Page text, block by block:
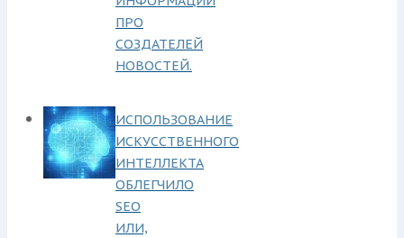
ПРО
СОЗДАТЕЛЕЙ
НОВОСТЕЙ.
ИСПОЛЬЗОВАНИЕ
ИСКУССТВЕННОГО
ИНТЕЛЛЕКТА
ОБЛЕГЧИЛО
SEO
ИЛИ,